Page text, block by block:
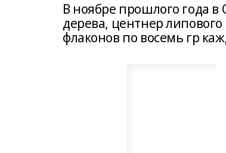
В ноябре прошлого года в
дерева, центнер
флаконов по восемь гр